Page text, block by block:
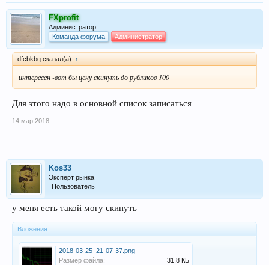
FXprofit
Администратор
Команда форума
Администратор
dfcbkbq сказал(а): ↑
интересен -вот бы цену скинуть до рубликов 100
Для этого надо в основной список записаться
14 мар 2018
Kos33
Эксперт рынка
Пользователь
у меня есть такой могу скинуть
Вложения:
2018-03-25_21-07-37.png
Размер файла:
31,8 КБ